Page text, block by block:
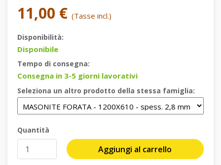
11,00 € (Tasse incl.)
Disponibilità:
Disponibile
Tempo di consegna:
Consegna in 3-5 giorni lavorativi
Seleziona un altro prodotto della stessa famiglia:
Quantità
Aggiungi al carrello